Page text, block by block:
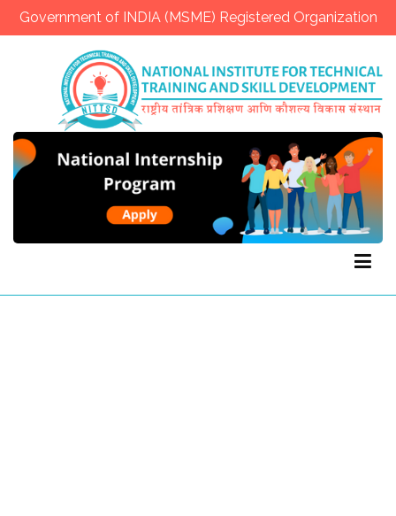
Government of INDIA (MSME) Registered Organization